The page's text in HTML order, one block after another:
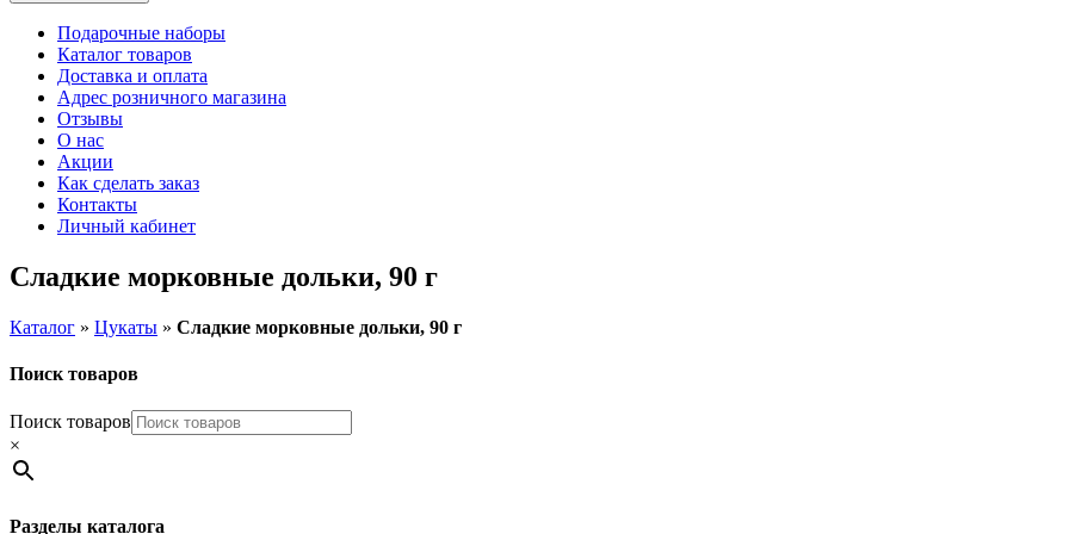
Подарочные наборы
Каталог товаров
Доставка и оплата
Адрес розничного магазина
Отзывы
О нас
Акции
Как сделать заказ
Контакты
Личный кабинет
Сладкие морковные дольки, 90 г
Каталог » Цукаты » Сладкие морковные дольки, 90 г
Поиск товаров
Поиск товаров
×
Разделы каталога